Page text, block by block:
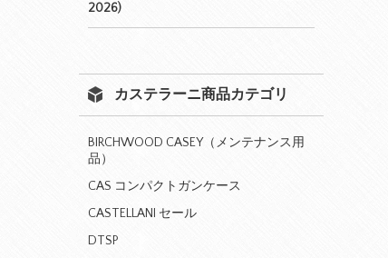
2026)
カステラーニ商品カテゴリ
BIRCHWOOD CASEY（メンテナンス用
品）
CAS コンパクトガンケース
CASTELLANI セール
DTSP